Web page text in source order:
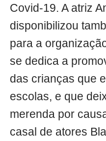
Covid-19. A atriz
disponibilizou
para a
se dedica a
das crianças que
escolas, e que
merenda por
casal de atores